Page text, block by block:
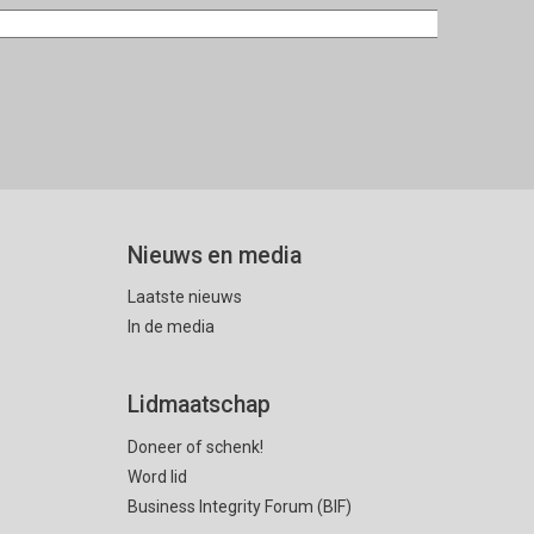
Nieuws en media
Laatste nieuws
In de media
Lidmaatschap
Doneer of schenk!
Word lid
Business Integrity Forum (BIF)